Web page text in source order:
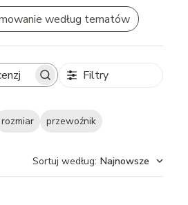
według tematów
Filtry
rozmiar przewoźnik
Sortuj według: Najnowsze